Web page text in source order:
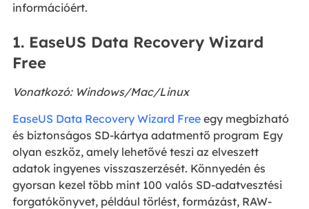
információért.
1. EaseUS Data Recovery Wizard
Free
Vonatkozó: Windows/Mac/Linux
EaseUS Data Recovery Wizard Freeegy megbízható
és biztonságos SD-kártya adatmentő program Egy
olyan eszköz, amely lehetővé teszi az elveszett
adatok ingyenes visszaszerzését. Könnyedén és
gyorsan kezel több mint 100 valós SD-adatvesztési
forgatókönyvet, például törlést, formázást, RAW-